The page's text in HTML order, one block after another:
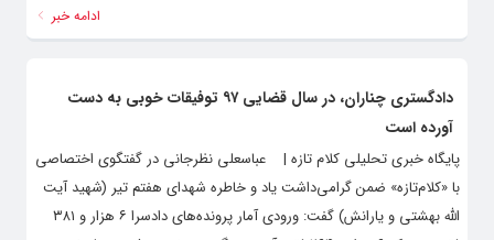
ادامه خبر
دادگستری چناران، در سال قضایی ۹۷ توفیقات خوبی به دست
آورده است
پایگاه خبری تحلیلی کلام تازه | عباسعلی نظرجانی در گفتگوی اختصاصی
با «کلام‌تازه» ضمن گرامی‌داشت یاد و خاطره شهدای هفتم تیر (شهید آیت
الله بهشتی و یارانش) گفت: ورودی آمار پرونده‌های دادسرا ۶ هزار و ۳۸۱